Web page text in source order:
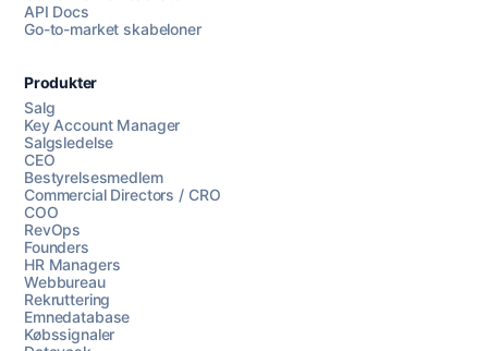
API Docs
Go-to-market skabeloner
Produkter
Salg
Key Account Manager
Salgsledelse
CEO
Bestyrelsesmedlem
Commercial Directors / CRO
COO
RevOps
Founders
HR Managers
Webbureau
Rekruttering
Emnedatabase
Købssignaler